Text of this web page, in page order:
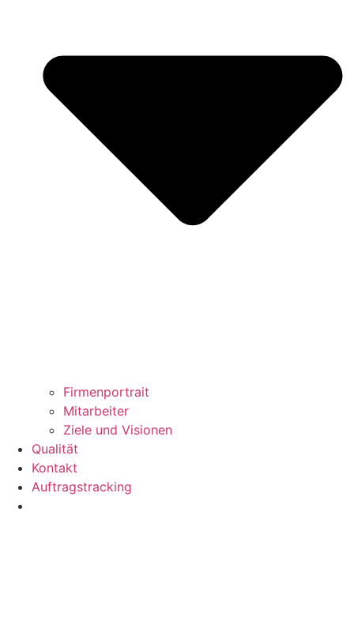
Firmenportrait
Mitarbeiter
Ziele und Visionen
Qualität
Kontakt
Auftragstracking